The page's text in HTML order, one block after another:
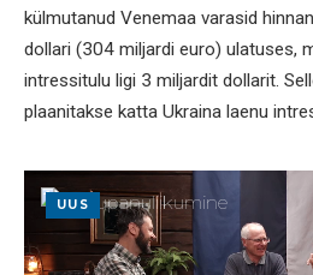
külmutanud Venemaa varasid
dollari (304 miljardi euro) ulatuses,
intressitulu ligi 3 miljardit dollarit.
plaanitakse katta Ukraina laenu
UUS